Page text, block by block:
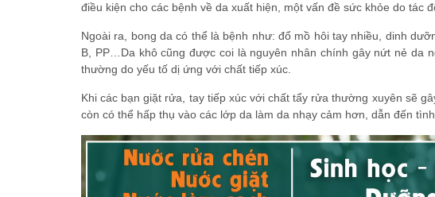
điều kiện cho các bệnh về da xuất hiện, một vấn đề sức khỏe do tác
Ngoài ra, bong da có thể là bệnh như: đổ mồ hôi tay nhiều, dinh
B, PP…Da khô cũng được coi là nguyên nhân chính gây nứt nẻ da
thường do yếu tố dị ứng với chất tiếp xúc.
Khi các bạn giặt rửa, tay tiếp xúc với chất tẩy rửa thường xuyên sẽ
còn có thể hấp thụ vào các lớp da làm da nhạy cảm hơn, dẫn đến